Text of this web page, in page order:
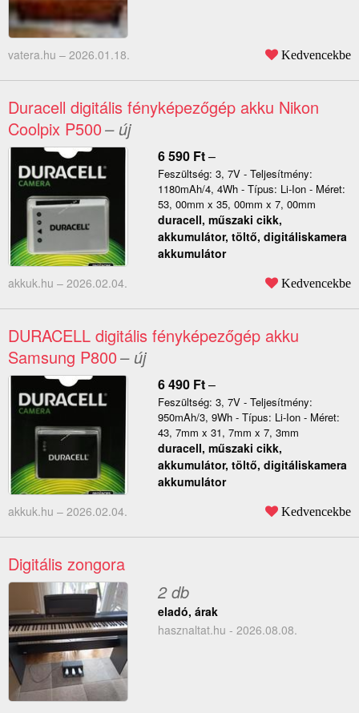
vatera.hu – 2026.01.18. Kedvencekbe
Duracell digitális fényképezőgép akku Nikon
Coolpix P500– új
6 590 Ft–
Feszültség: 3, 7V - Teljesítmény:
1180mAh/4, 4Wh - Típus: Li-Ion - Méret:
53, 00mm x 35, 00mm x 7, 00mm
duracell, műszaki cikk,
akkumulátor, töltő, digitáliskamera
akkumulátor
akkuk.hu – 2026.02.04. Kedvencekbe
DURACELL digitális fényképezőgép akku
Samsung P800– új
6 490 Ft–
Feszültség: 3, 7V - Teljesítmény:
950mAh/3, 9Wh - Típus: Li-Ion - Méret:
43, 7mm x 31, 7mm x 7, 3mm
duracell, műszaki cikk,
akkumulátor, töltő, digitáliskamera
akkumulátor
akkuk.hu – 2026.02.04. Kedvencekbe
Digitális zongora
2 db
eladó, árak
hasznaltat.hu - 2026.08.08.